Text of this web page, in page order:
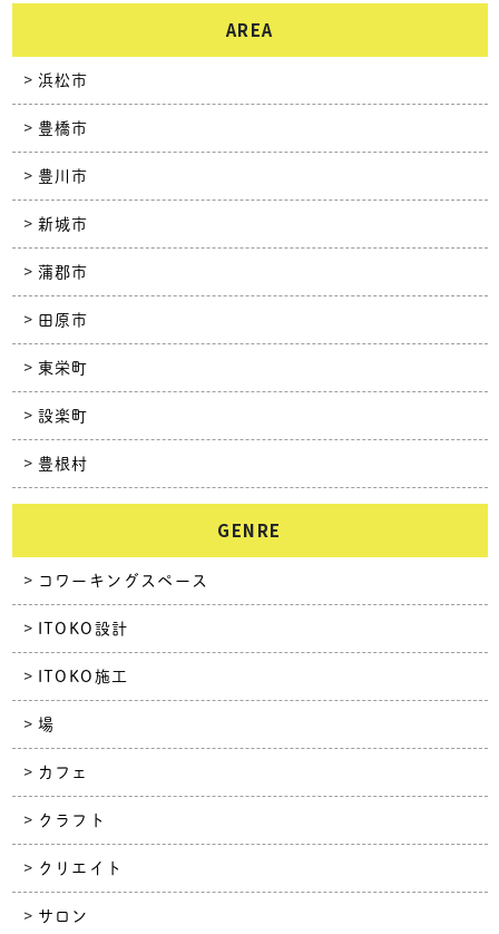
AREA
浜松市
豊橋市
豊川市
新城市
蒲郡市
田原市
東栄町
設楽町
豊根村
GENRE
コワーキングスペース
ITOKO設計
ITOKO施工
場
カフェ
クラフト
クリエイト
サロン